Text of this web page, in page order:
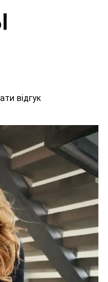
відгук